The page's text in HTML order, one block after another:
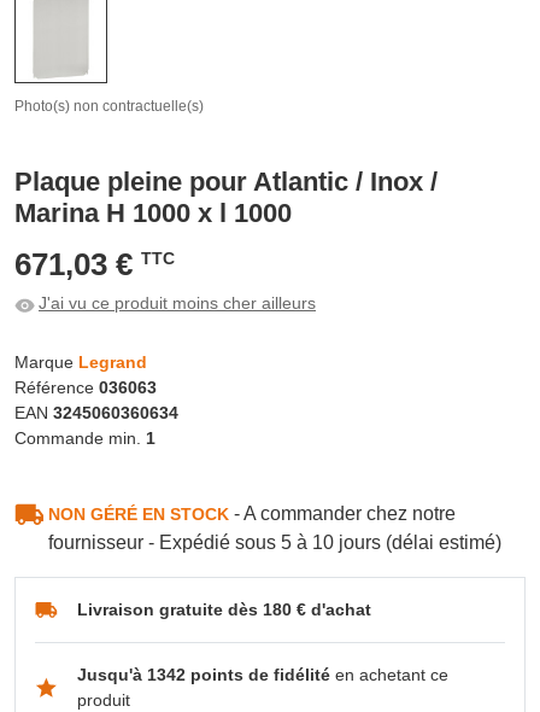
Photo(s) non contractuelle(s)
Plaque pleine pour Atlantic / Inox /
Marina H 1000 x l 1000
671,03 € TTC
J'ai vu ce produit moins cher ailleurs
Marque Legrand
Référence 036063
EAN 3245060360634
Commande min. 1
NON GÉRÉ EN STOCK- A commander chez notre
fournisseur - Expédié sous 5 à 10 jours (délai estimé)
Livraison gratuite dès 180 € d'achat
Jusqu'à 1342 points de fidélitéen achetant ce
produit